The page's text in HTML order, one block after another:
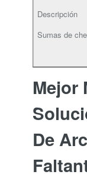
Mejor
De